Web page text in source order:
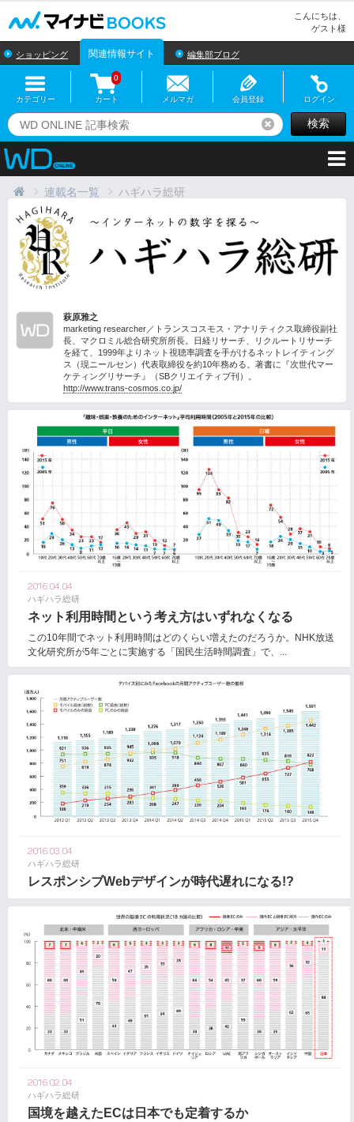
こんにちは、
ゲスト様
ショッピング 関連情報サイト 編集部ブログ
カテゴリー カート
0
メルマガ 会員登録 ログイン
リセット検索
連載名一覧 ハギハラ総研
萩原雅之
marketing researcher／トランスコスモス・アナリティクス取締役副社
長、マクロミル総合研究所所長。日経リサーチ、リクルートリサーチ
を経て、1999年よりネット視聴率調査を手がけるネットレイティング
ス（現ニールセン）代表取締役を約10年務める。著書に『次世代マー
ケティングリサーチ』（SBクリエイティブ刊）。
http://www.trans-cosmos.co.jp/
2016.04.04
ハギハラ総研
ネット利用時間という考え方はいずれなくなる
この10年間でネット利用時間はどのくらい増えたのだろうか。NHK放送
文化研究所が5年ごとに実施する「国民生活時間調査」で、...
2016.03.04
ハギハラ総研
レスポンシブWebデザインが時代遅れになる!?
2016.02.04
ハギハラ総研
国境を越えたECは日本でも定着するか